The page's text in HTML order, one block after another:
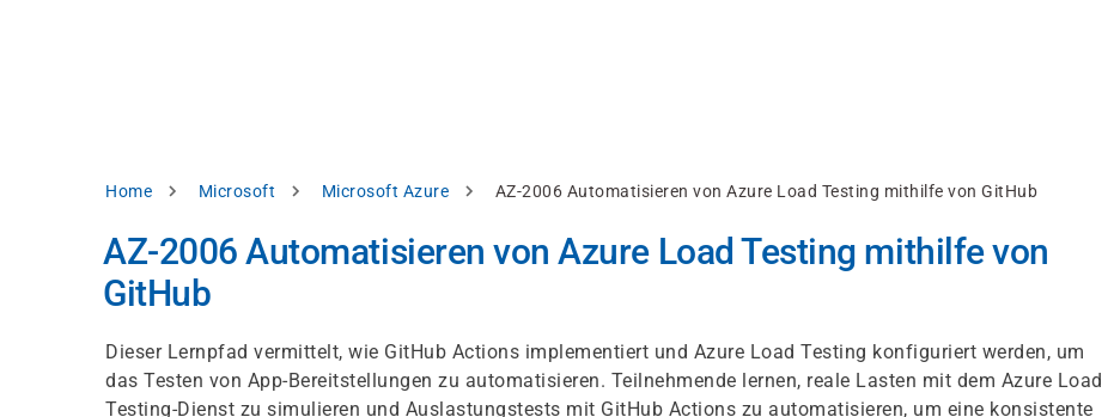
Pfadnavigation
Home Microsoft Microsoft Azure AZ-2006 Automatisieren von Azure Load Testing mithilfe von GitHub
AZ-2006 Automatisieren von Azure Load Testing mithilfe von
GitHub
Dieser Lernpfad vermittelt, wie GitHub Actions implementiert und Azure Load Testing konfiguriert werden, um
das Testen von App-Bereitstellungen zu automatisieren. Teilnehmende lernen, reale Lasten mit dem Azure Load
Testing-Dienst zu simulieren und Auslastungstests mit GitHub Actions zu automatisieren, um eine konsistente
akzeptieren
Einstellungen